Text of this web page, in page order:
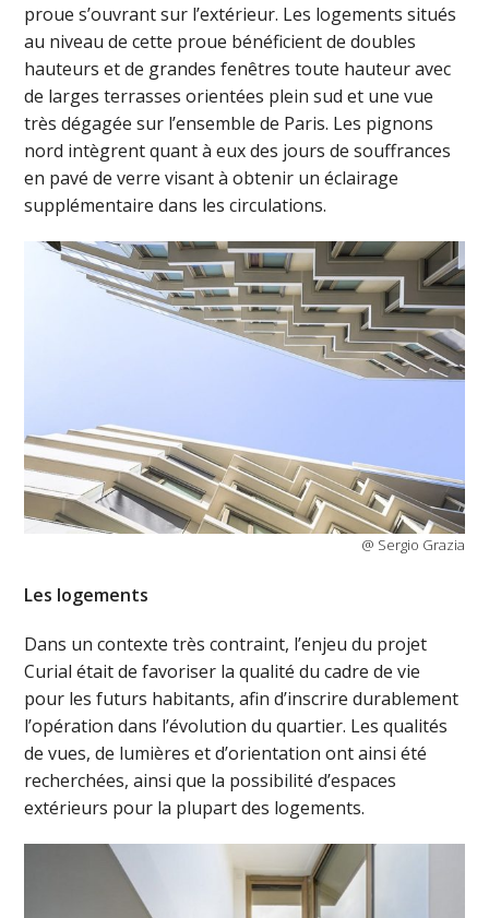
proue s’ouvrant sur l’extérieur. Les logements situés
au niveau de cette proue bénéficient de doubles
hauteurs et de grandes fenêtres toute hauteur avec
de larges terrasses orientées plein sud et une vue
très dégagée sur l’ensemble de Paris. Les pignons
nord intègrent quant à eux des jours de souffrances
en pavé de verre visant à obtenir un éclairage
supplémentaire dans les circulations.
@ Sergio Grazia
Les logements
Dans un contexte très contraint, l’enjeu du projet
Curial était de favoriser la qualité du cadre de vie
pour les futurs habitants, afin d’inscrire durablement
l’opération dans l’évolution du quartier. Les qualités
de vues, de lumières et d’orientation ont ainsi été
recherchées, ainsi que la possibilité d’espaces
extérieurs pour la plupart des logements.